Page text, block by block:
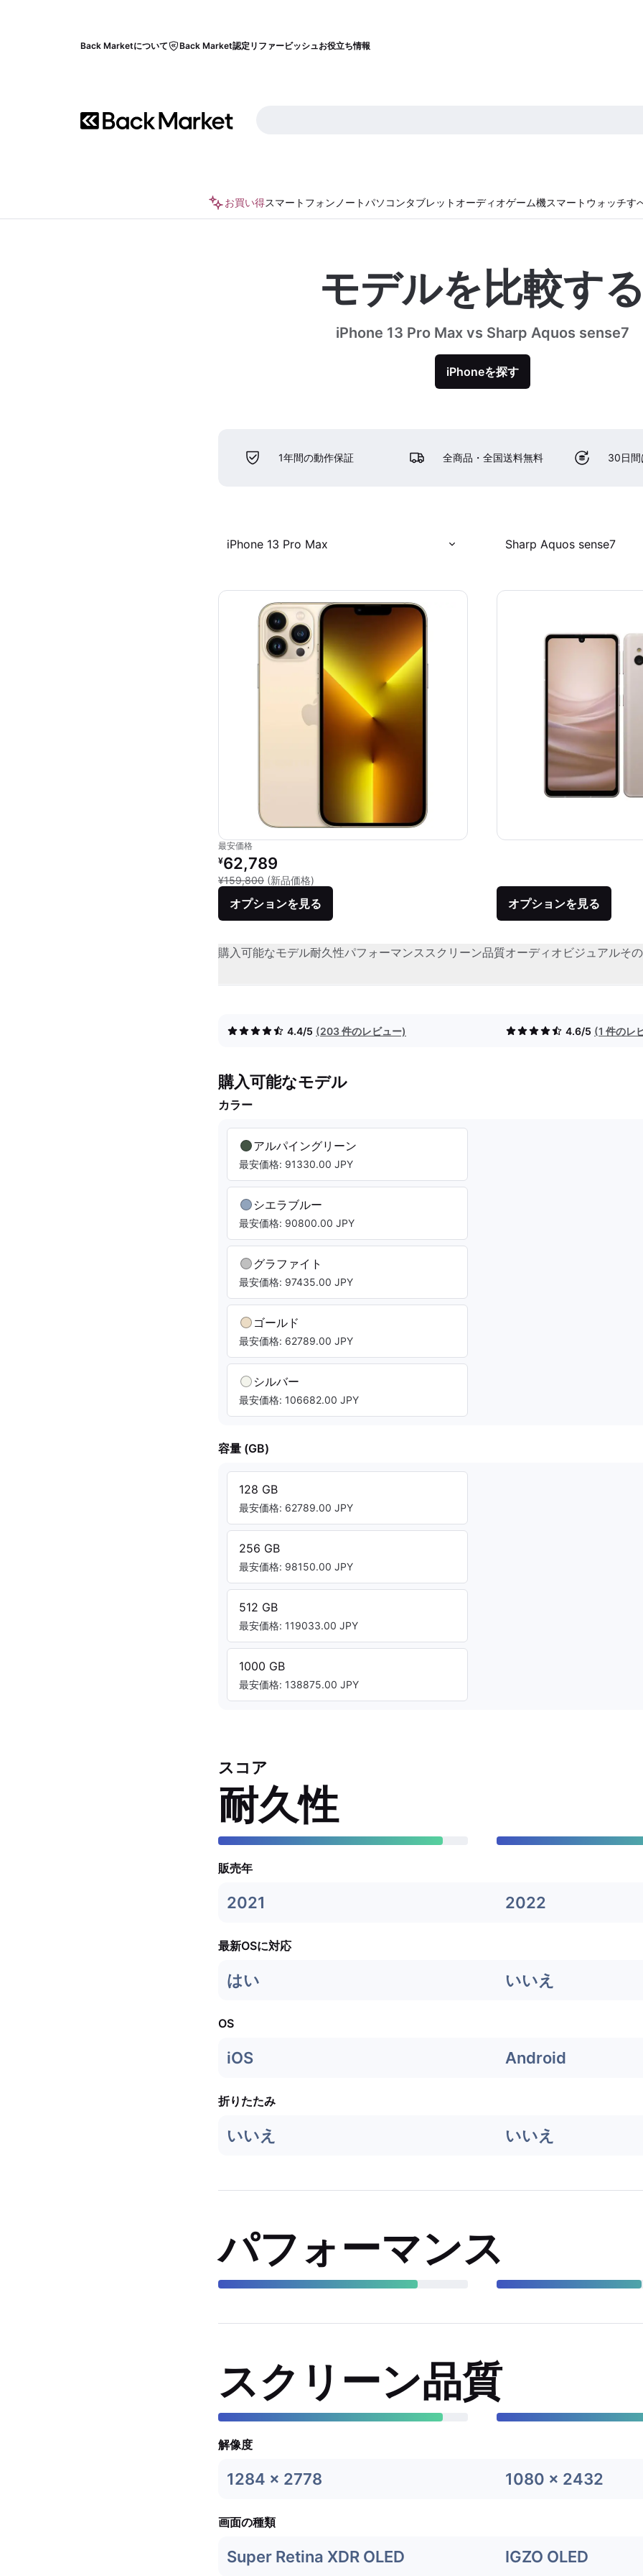
Back Marketについて Back Market認定リファービッシュお役立ち情報
お買い得スマートフォン ノートパソコンタブレット オーディオゲーム機スマートウォッチす
モデルを比較す
iPhone 13 Pro Max vs Sharp Aquos sense7
iPhoneを探す
1年間の動作保証 全商品・全国送料無料 30日間
iPhone 13 Pro Max Sharp Aquos sense7
最安価格
リファービッシュ品の価格：
¥62,789
¥159,800 (新品価格)
オプションを見る オプションを見る
購入可能なモデル耐久性パフォーマンススクリーン品質オーディオビジュアルそ
4.4/5 (203 件のレビュー) 4.6/5 (1 件のレ
購入可能なモデル
カラー
アルパイングリーン
最安価格: 91330.00 JPY
シエラブルー
最安価格: 90800.00 JPY
グラファイト
最安価格: 97435.00 JPY
ゴールド
最安価格: 62789.00 JPY
シルバー
最安価格: 106682.00 JPY
容量 (GB)
128 GB
最安価格: 62789.00 JPY
256 GB
最安価格: 98150.00 JPY
512 GB
最安価格: 119033.00 JPY
1000 GB
最安価格: 138875.00 JPY
スコア
耐久性
販売年
2021 2022
最新OSに対応
はい いいえ
OS
iOS Android
折りたたみ
いいえ いいえ
パフォーマンス
スクリーン品質
解像度
1284 x 2778 1080 x 2432
画面の種類
Super Retina XDR OLED IGZO OLED